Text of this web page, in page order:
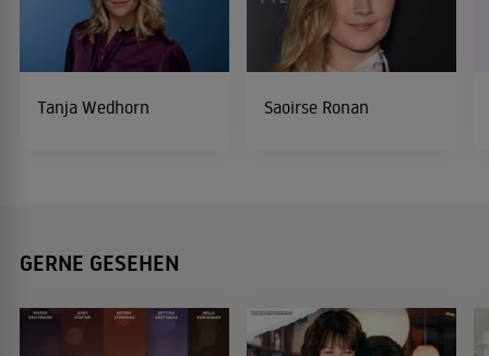
Tanja Wedhorn Saoirse Ronan
GERNE GESEHEN